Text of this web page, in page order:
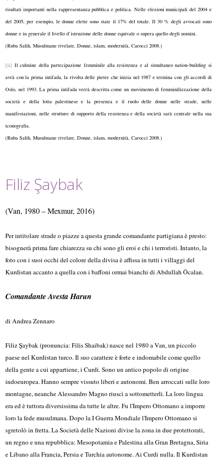
risultati importanti nella rappresentanza pubblica e politica. Nelle elezioni municipali del 2004 e
del 2005, per esempio, le donne elette sono state il 17% del totale. Il 30 % degli avvocati sono
donne e in generale il livello d’istruzione delle donne equivale o supera quello degli uomini.
(Ruba Salih, Musulmane rivelate, Donne, islam, modernità, Carocci 2008.)
[ii] Il culmine della partecipazione femminile alla resistenza e al simultaneo nation-building si
avrà con la prima intifada, la rivolta delle pietre che inizia nel 1987 e termina con gli accordi di
Oslo, nel 1993. La prima intifada verrà descritta come un movimento di femminilizzazione della
società e della lotta palestinese e la presenza e il ruolo delle donne nelle strade, nelle
manifestazioni, nelle strutture di supporto della resistenza e della società sarà centrale nella sua
iconografia.
(Ruba Salih, Musulmane rivelate, Donne, islam, modernità, Carocci 2008.)
Filiz Şaybak
(Van, 1980 – Mexmur, 2016)
Per intitolare strade o piazze a questa grande comandante partigiana è presto:
bisognerà prima fare chiarezza su chi sono gli eroi e chi i terroristi. Intanto, la
foto con i suoi occhi del colore della divisa è affissa in tutti i villaggi del
Kurdistan accanto a quella con i baffoni ormai bianchi di Abdullah Öcalan.
Comandante Avesta Harun
di Andrea Zennaro
Filiz Şaybak (pronuncia: Filis Shaibak) nasce nel 1980 a Van, un piccolo
paese nel Kurdistan turco. Il suo carattere è forte e indomabile come quello
della gente a cui appartiene, i Curdi. Sono un antico popolo di origine
indoeuropea. Hanno sempre vissuto liberi e autonomi. Ben arroccati sulle loro
montagne, neanche Alessandro Magno riuscì a sottometterli. La loro lingua
era ed è tuttora diversissima da tutte le altre. Fu l'Impero Ottomano a imporre
loro la fede musulmana. Dopo la I Guerra Mondiale l'Impero Ottomano si
sgretolò in fretta. La Società delle Nazioni divise la zona in due protettorati,
un regno e una repubblica: Mesopotamia e Palestina alla Gran Bretagna, Siria
e Libano alla Francia, Persia e Turchia autonome. Ai Curdi nulla. Il Kurdistan